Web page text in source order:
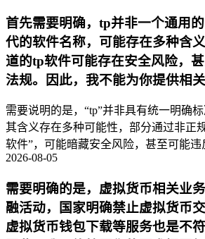
首先需要明确，tp并非一个通用
代的软件名称，可能存在多种含
道的tp软件可能存在安全风险，
法规。因此，我不能为你提供相关
需要说明的是，“tp”并非具有统一明确
其含义存在多种可能性，部分通过非正
软件”，可能暗藏安全风险，甚至可能违
2026-08-05
需要明确的是，虚拟货币相关业
融活动，国家明确禁止虚拟货币
虚拟货币钱包下载等服务也是不